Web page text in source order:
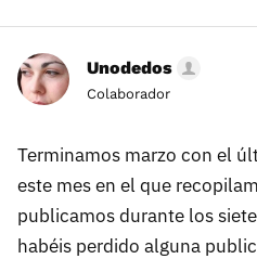
Unodedos
Colaborador
Terminamos marzo con el
este mes en el que
publicamos durante los
habéis perdido alguna